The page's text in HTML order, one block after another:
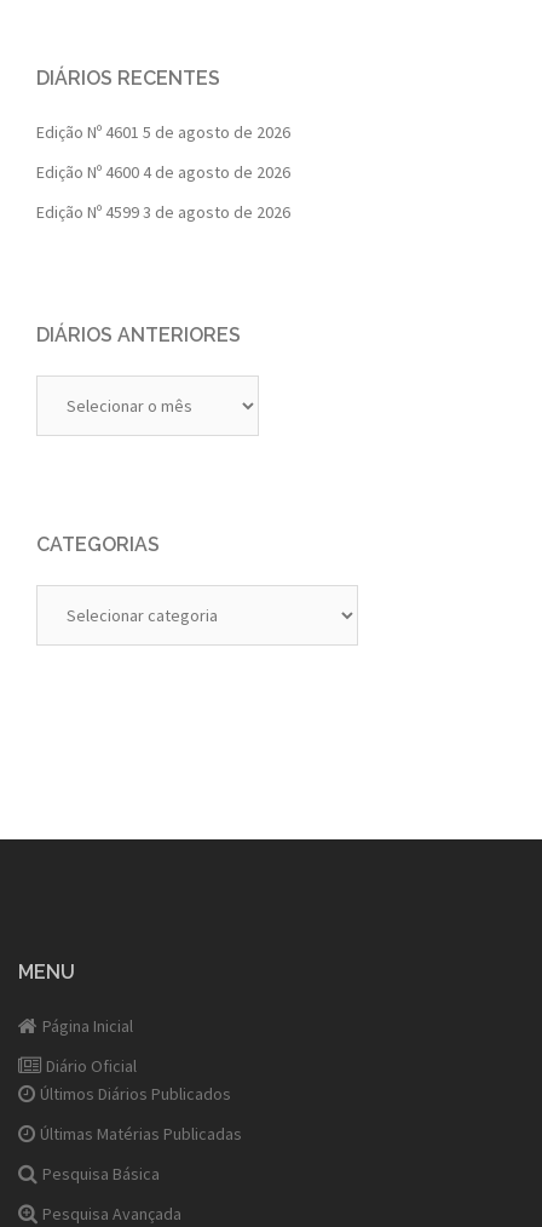
DIÁRIOS RECENTES
Edição Nº 4601 5 de agosto de 2026
Edição Nº 4600 4 de agosto de 2026
Edição Nº 45993 de agosto de 2026
DIÁRIOS ANTERIORES
Anteriores
CATEGORIAS
MENU
Página Inicial
Diário Oficial
Últimos Diários Publicados
Últimas Matérias Publicadas
Pesquisa Básica
Pesquisa Avançada